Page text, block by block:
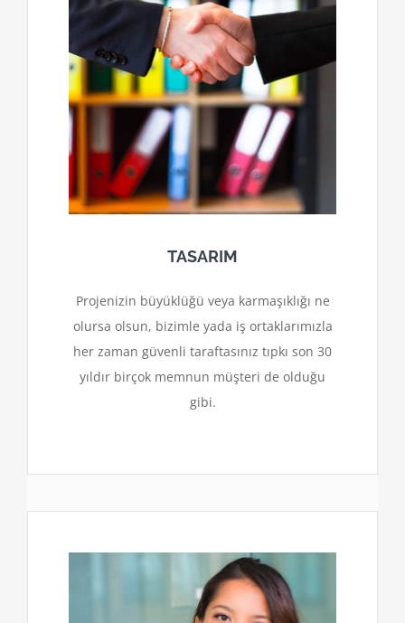
TASARIM
Projenizin büyüklüğü veya karmaşıklığı ne
olursa olsun, bizimle yada iş ortaklarımızla
her zaman güvenli taraftasınız tıpkı son 30
yıldır birçok memnun müşteri de olduğu
gibi.